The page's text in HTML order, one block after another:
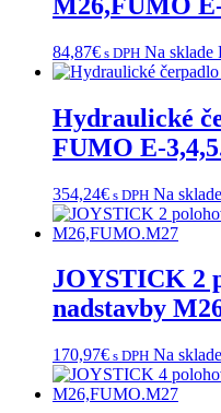
84,87€ s DPH Na sklade
Hydraulické
FUMO E-
354,24€ s DPH Na sklade
JOYSTICK 2
nadstavby
170,97€ s DPH Na sklade